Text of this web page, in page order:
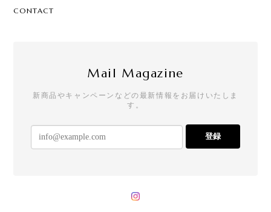
CONTACT
Mail Magazine
新商品やキャンペーンなどの最新情報をお届けいたしま
す。
登録